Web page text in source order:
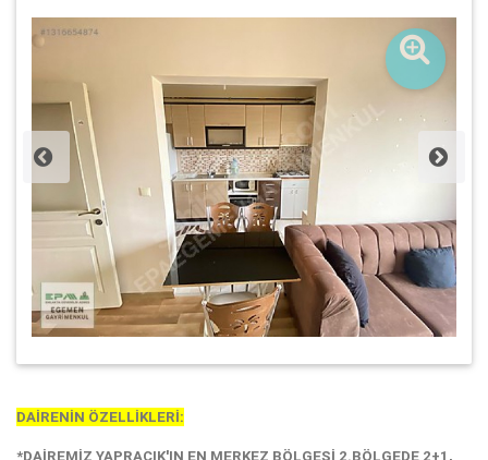
DAİRENİN ÖZELLİKLERİ: